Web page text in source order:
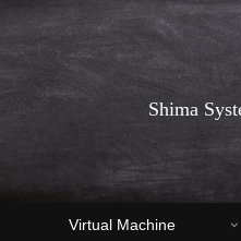
Shima
Virtual Machine